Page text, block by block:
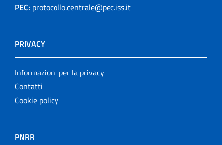
PEC: protocollo.centrale@pec.iss.it
PRIVACY
Informazioni per la privacy
Contatti
Cookie policy
PNRR